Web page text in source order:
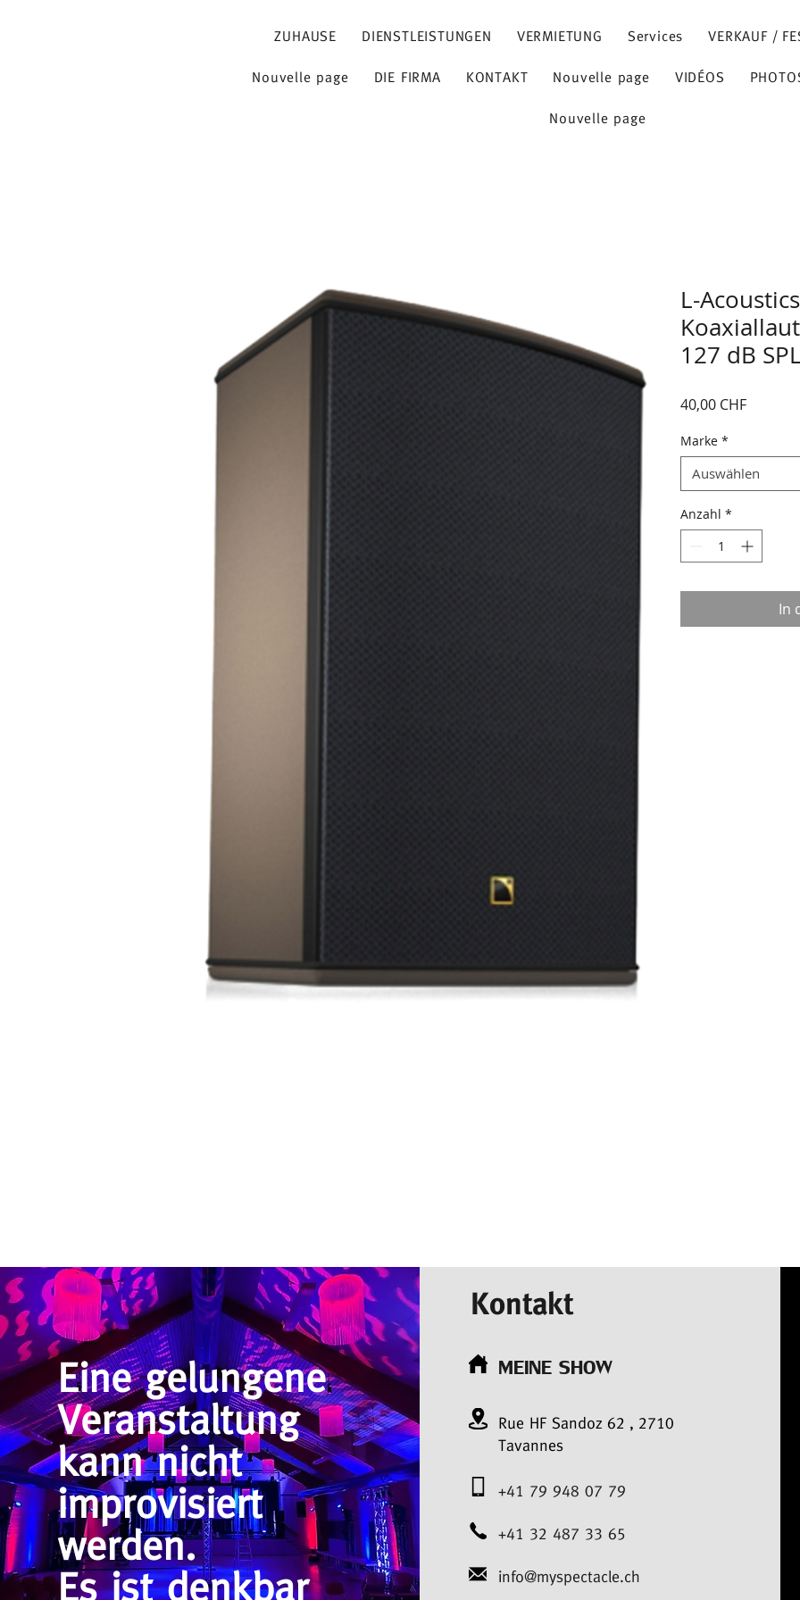
ZUHAUSE DIENSTLEISTUNGEN VERMIETUNG Services VERKAUF /
Nouvelle page DIE FIRMA KONTAKT Nouvelle page VIDÉOS
Nouvelle page
L-
127 dB
40,00 CHFPreis
Marke *
Auswählen
Anzahl *
In
Eine gelungene
Veranstaltung
kann nicht
improvisiert
werden.
Es ist denkbar
Kontakt
MEINE SHOW
Rue HF Sandoz 62 , 2710
Tavannes
+41 79 948 07 79
+41 32 487 33 65
info@myspectacle.ch